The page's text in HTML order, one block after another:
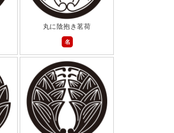
丸に陰抱き茗荷
名